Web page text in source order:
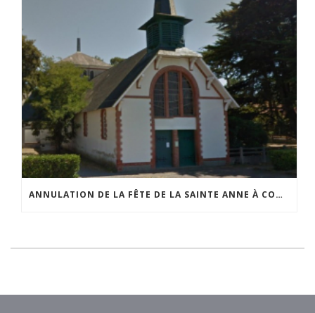
ANNULATION DE LA FÊTE DE LA SAINTE ANNE À COMBERGE